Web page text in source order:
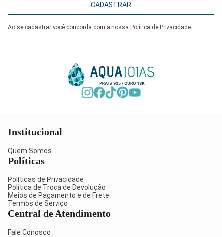
CADASTRAR
Ao se cadastrar você concorda com a nossa Política de Privacidade
Institucional
Quem Somos
Políticas
Políticas de Privacidade
Política de Troca de Devolução
Meios de Pagamento e de Frete
Termos de Serviço
Central de Atendimento
Fale Conosco